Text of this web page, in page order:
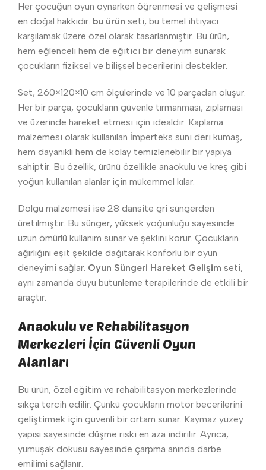
Her çocuğun oyun oynarken öğrenmesi ve gelişmesi
en doğal hakkıdır. bu ürün seti, bu temel ihtiyacı
karşılamak üzere özel olarak tasarlanmıştır. Bu ürün,
hem eğlenceli hem de eğitici bir deneyim sunarak
çocukların fiziksel ve bilişsel becerilerini destekler.
Set, 260×120×10 cm ölçülerinde ve 10 parçadan oluşur.
Her bir parça, çocukların güvenle tırmanması, zıplaması
ve üzerinde hareket etmesi için idealdir. Kaplama
malzemesi olarak kullanılan İmperteks suni deri kumaş,
hem dayanıklı hem de kolay temizlenebilir bir yapıya
sahiptir. Bu özellik, ürünü özellikle anaokulu ve kreş gibi
yoğun kullanılan alanlar için mükemmel kılar.
Dolgu malzemesi ise 28 dansite gri süngerden
üretilmiştir. Bu sünger, yüksek yoğunluğu sayesinde
uzun ömürlü kullanım sunar ve şeklini korur. Çocukların
ağırlığını eşit şekilde dağıtarak konforlu bir oyun
deneyimi sağlar. Oyun Süngeri Hareket Gelişim seti,
aynı zamanda duyu bütünleme terapilerinde de etkili bir
araçtır.
Anaokulu ve Rehabilitasyon
Merkezleri İçin Güvenli Oyun
Alanları
Bu ürün, özel eğitim ve rehabilitasyon merkezlerinde
sıkça tercih edilir. Çünkü çocukların motor becerilerini
geliştirmek için güvenli bir ortam sunar. Kaymaz yüzey
yapısı sayesinde düşme riski en aza indirilir. Ayrıca,
yumuşak dokusu sayesinde çarpma anında darbe
emilimi sağlanır.